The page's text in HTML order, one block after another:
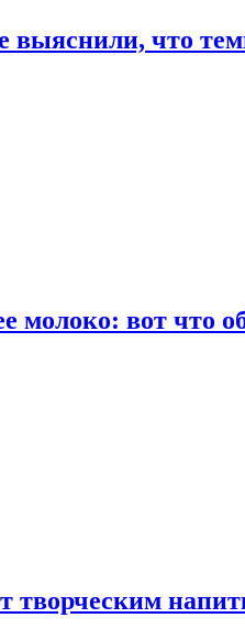
выяснили, что
молоко: вот что
творческим